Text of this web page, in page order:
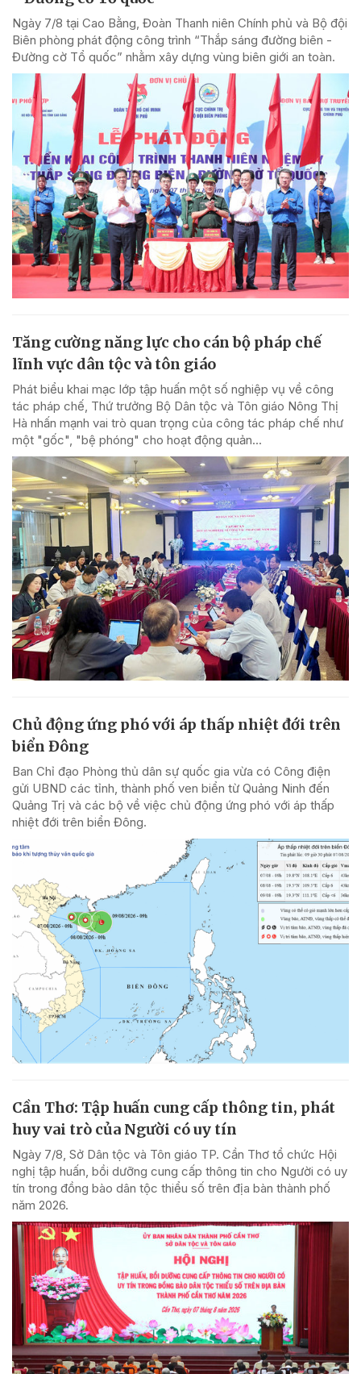
Ngày 7/8 tại Cao Bằng, Đoàn Thanh niên Chính phủ và Bộ đội
Biên phòng phát động công trình “Thắp sáng đường biên -
Đường cờ Tổ quốc” nhằm xây dựng vùng biên giới an toàn.
Tăng cường năng lực cho cán bộ pháp chế
lĩnh vực dân tộc và tôn giáo
Phát biểu khai mạc lớp tập huấn một số nghiệp vụ về công
tác pháp chế, Thứ trưởng Bộ Dân tộc và Tôn giáo Nông Thị
Hà nhấn mạnh vai trò quan trọng của công tác pháp chế như
một "gốc", "bệ phóng" cho hoạt động quản...
Chủ động ứng phó với áp thấp nhiệt đới trên
biển Đông
Ban Chỉ đạo Phòng thủ dân sự quốc gia vừa có Công điện
gửi UBND các tỉnh, thành phố ven biển từ Quảng Ninh đến
Quảng Trị và các bộ về việc chủ động ứng phó với áp thấp
nhiệt đới trên biển Đông.
Cần Thơ: Tập huấn cung cấp thông tin, phát
huy vai trò của Người có uy tín
Ngày 7/8, Sở Dân tộc và Tôn giáo TP. Cần Thơ tổ chức Hội
nghị tập huấn, bồi dưỡng cung cấp thông tin cho Người có uy
tín trong đồng bào dân tộc thiểu số trên địa bàn thành phố
năm 2026.